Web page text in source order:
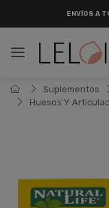
Suplementos
Huesos Y